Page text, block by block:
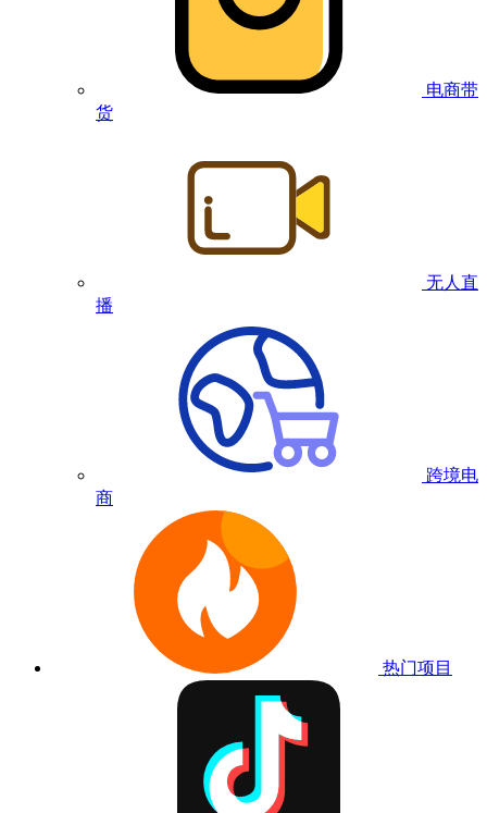
电商带
货
无人直
播
跨境电
商
热门项目